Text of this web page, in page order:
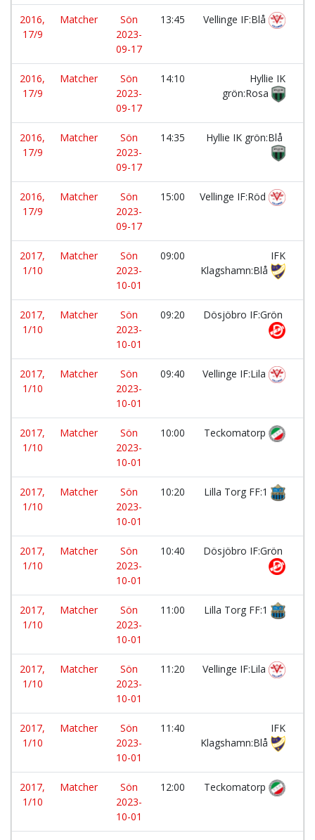
2016,
17/9
Matcher
Sön
2023-
09-17
13:45 Vellinge IF:Blå
2016,
17/9
Matcher
Sön
2023-
09-17
14:10
Hyllie IK
grön:Rosa
2016,
17/9
Matcher
Sön
2023-
09-17
14:35 Hyllie IK grön:Blå
2016,
17/9
Matcher
Sön
2023-
09-17
15:00 Vellinge IF:Röd
2017,
1/10
Matcher
Sön
2023-
10-01
09:00
IFK
Klagshamn:Blå
2017,
1/10
Matcher
Sön
2023-
10-01
09:20 Dösjöbro IF:Grön
2017,
1/10
Matcher
Sön
2023-
10-01
09:40 Vellinge IF:Lila
2017,
1/10
Matcher
Sön
2023-
10-01
10:00 Teckomatorp
2017,
1/10
Matcher
Sön
2023-
10-01
10:20 Lilla Torg FF:1
2017,
1/10
Matcher
Sön
2023-
10-01
10:40 Dösjöbro IF:Grön
2017,
1/10
Matcher
Sön
2023-
10-01
11:00 Lilla Torg FF:1
2017,
1/10
Matcher
Sön
2023-
10-01
11:20 Vellinge IF:Lila
2017,
1/10
Matcher
Sön
2023-
10-01
11:40
IFK
Klagshamn:Blå
2017,
1/10
Matcher
Sön
2023-
10-01
12:00 Teckomatorp